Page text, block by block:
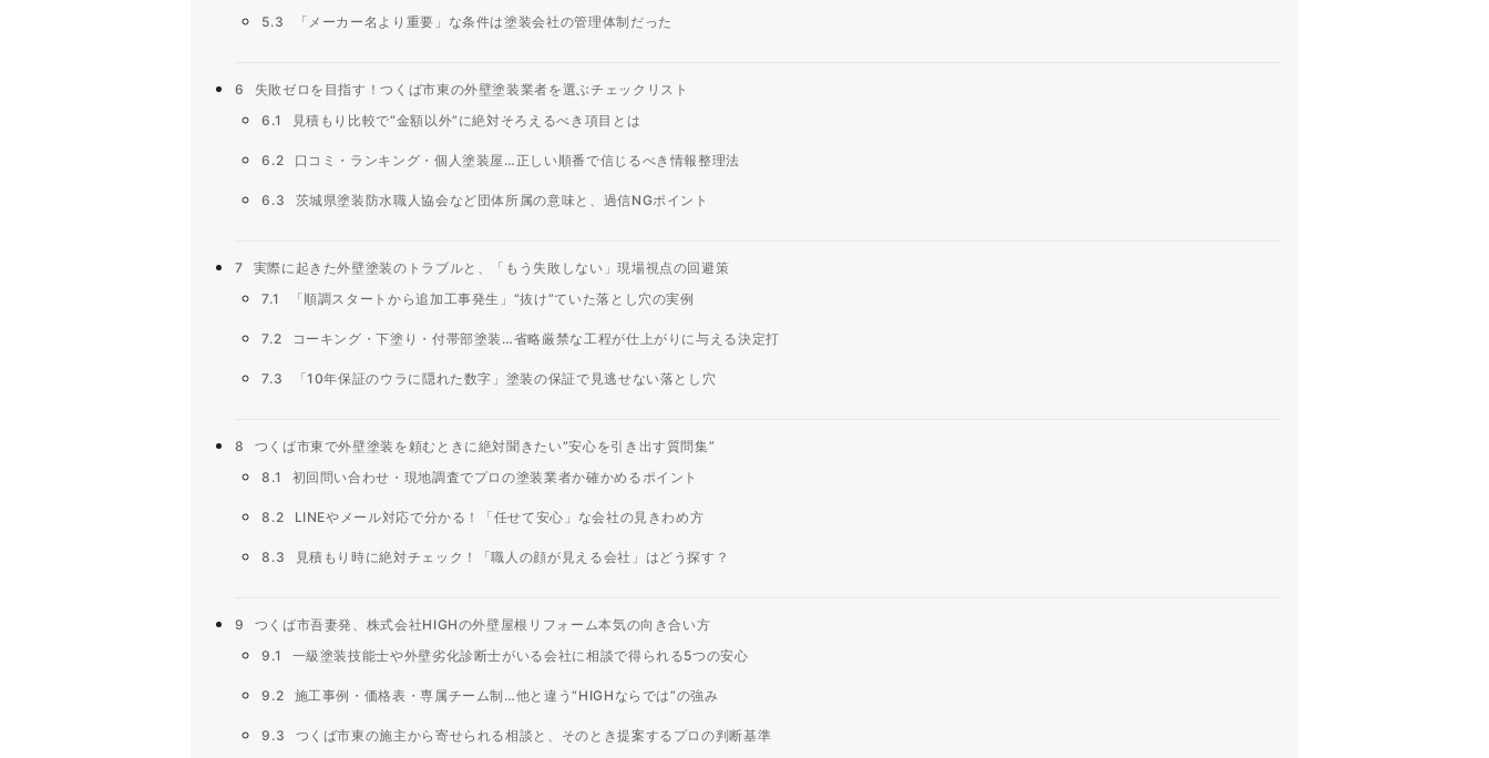
5.3 「メーカー名より重要」な条件は塗装会社の管理体制だった
6
失敗ゼロを目指す！つくば市東の外壁塗装業者を選ぶチェックリスト
6.1
見積もり比較で“金額以外”に絶対そろえるべき項目とは
6.2 口コミ・ランキング・個人塗装屋…正しい順番で信じるべき情報整理法
6.3 茨城県塗装防水職人協会など団体所属の意味と、過信NGポイント
7
実際に起きた外壁塗装のトラブルと、「もう失敗しない」現場視点の回避策
7.1
「順調スタートから追加工事発生」“抜け”ていた落とし穴の実例
7.2 コーキング・下塗り・付帯部塗装…省略厳禁な工程が仕上がりに与える決定打
7.3 「10年保証のウラに隠れた数字」塗装の保証で見逃せない落とし穴
8
つくば市東で外壁塗装を頼むときに絶対聞きたい“安心を引き出す質問集”
8.1
初回問い合わせ・現地調査でプロの塗装業者か確かめるポイント
8.2 LINEやメール対応で分かる！「任せて安心」な会社の見きわめ方
8.3 見積もり時に絶対チェック！「職人の顔が見える会社」はどう探す？
9
つくば市吾妻発、株式会社HIGHの外壁屋根リフォーム本気の向き合い方
9.1
一級塗装技能士や外壁劣化診断士がいる会社に相談で得られる5つの安心
9.2 施工事例・価格表・専属チーム制…他と違う“HIGHならでは”の強み
9.3 つくば市東の施主から寄せられる相談と、そのとき提案するプロの判断基準